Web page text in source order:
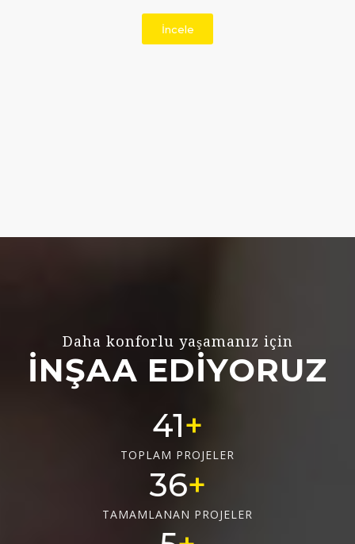
İncele
Daha konforlu yaşamanız için
İNŞAA EDİYORUZ
55
TOPLAM PROJELER
48
TAMAMLANAN PROJELER